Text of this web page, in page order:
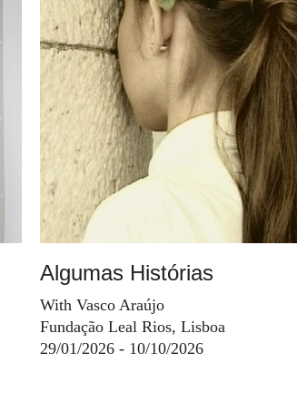
Algumas Histórias
With Vasco Araújo
Fundação Leal Rios, Lisboa
29/01/2026 - 10/10/2026